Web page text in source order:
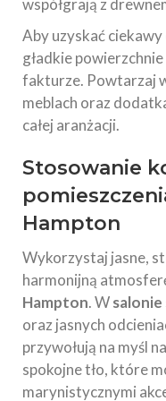
Aby uzyskać
gładkie
fakturze. Powtarzaj
meblach oraz
całej aranżacji.
Stosowanie
Hampton
Wykorzystaj jasne,
harmonijną
Hampton. Wsalonie
oraz jasnych
przywołują na myśl
spokojne tło, które
marynistycznymi